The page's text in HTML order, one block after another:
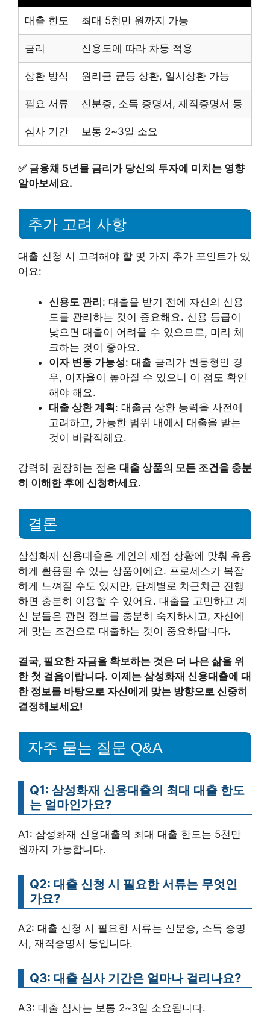
대출 한도 최대 5천만 원까지 가능
금리 신용도에 따라 차등 적용
상환 방식 원리금 균등 상환, 일시상환 가능
필요 서류 신분증, 소득 증명서, 재직증명서 등
심사 기간 보통 2~3일 소요
✅ 금융채 5년물 금리가 당신의 투자에 미치는 영향
알아보세요.
추가 고려 사항
대출 신청 시 고려해야 할 몇 가지 추가 포인트가 있
어요:
신용도 관리: 대출을 받기 전에 자신의 신용
도를 관리하는 것이 중요해요. 신용 등급이
낮으면 대출이 어려울 수 있으므로, 미리 체
크하는 것이 좋아요.
이자 변동 가능성: 대출 금리가 변동형인 경
우, 이자율이 높아질 수 있으니 이 점도 확인
해야 해요.
대출 상환 계획: 대출금 상환 능력을 사전에
고려하고, 가능한 범위 내에서 대출을 받는
것이 바람직해요.
강력히 권장하는 점은 대출 상품의 모든 조건을 충분
히 이해한 후에 신청하세요.
결론
삼성화재 신용대출은 개인의 재정 상황에 맞춰 유용
하게 활용될 수 있는 상품이에요. 프로세스가 복잡
하게 느껴질 수도 있지만, 단계별로 차근차근 진행
하면 충분히 이용할 수 있어요. 대출을 고민하고 계
신 분들은 관련 정보를 충분히 숙지하시고, 자신에
게 맞는 조건으로 대출하는 것이 중요하답니다.
결국, 필요한 자금을 확보하는 것은 더 나은 삶을 위
한 첫 걸음이랍니다. 이제는 삼성화재 신용대출에 대
한 정보를 바탕으로 자신에게 맞는 방향으로 신중히
결정해보세요!
자주 묻는 질문 Q&A
Q1: 삼성화재 신용대출의 최대 대출 한도
는 얼마인가요?
A1: 삼성화재 신용대출의 최대 대출 한도는 5천만
원까지 가능합니다.
Q2: 대출 신청 시 필요한 서류는 무엇인
가요?
A2: 대출 신청 시 필요한 서류는 신분증, 소득 증명
서, 재직증명서 등입니다.
Q3: 대출 심사 기간은 얼마나 걸리나요?
A3: 대출 심사는 보통 2~3일 소요됩니다.